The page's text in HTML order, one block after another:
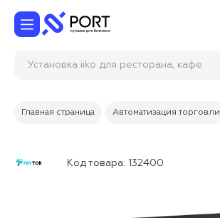
Установка iiko для ресторана, кафе ил
Главная страница Автоматизация торговли
Код товара: 132400